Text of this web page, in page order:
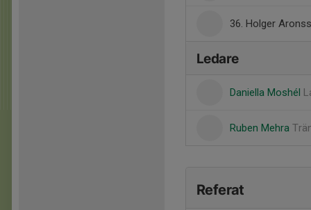
36. Holger
Ledare
Daniella Moshél
Ruben Mehra
Referat